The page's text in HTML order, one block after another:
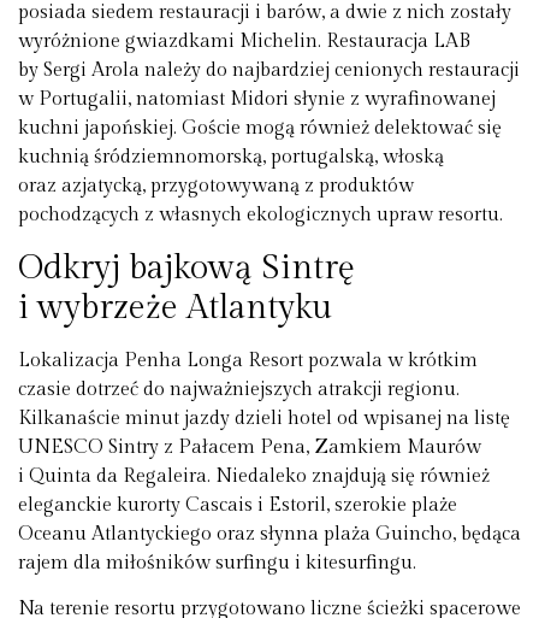
posiada siedem restauracji i barów, a dwie z nich zostały
wyróżnione gwiazdkami Michelin. Restauracja LAB
by Sergi Arola należy do najbardziej cenionych restauracji
w Portugalii, natomiast Midori słynie z wyrafinowanej
kuchni japońskiej. Goście mogą również delektować się
kuchnią śródziemnomorską, portugalską, włoską
oraz azjatycką, przygotowywaną z produktów
pochodzących z własnych ekologicznych upraw resortu.
Odkryj bajkową Sintrę
i wybrzeże Atlantyku
Lokalizacja Penha Longa Resort pozwala w krótkim
czasie dotrzeć do najważniejszych atrakcji regionu.
Kilkanaście minut jazdy dzieli hotel od wpisanej na listę
UNESCO Sintry z Pałacem Pena, Zamkiem Maurów
i Quinta da Regaleira. Niedaleko znajdują się również
eleganckie kurorty Cascais i Estoril, szerokie plaże
Oceanu Atlantyckiego oraz słynna plaża Guincho, będąca
rajem dla miłośników surfingu i kitesurfingu.
Na terenie resortu przygotowano liczne ścieżki spacerowe